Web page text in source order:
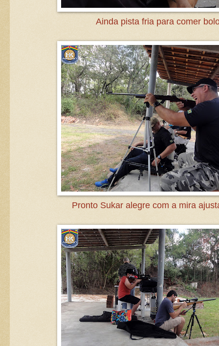
Ainda pista fria para comer
Pronto Sukar alegre com a mira